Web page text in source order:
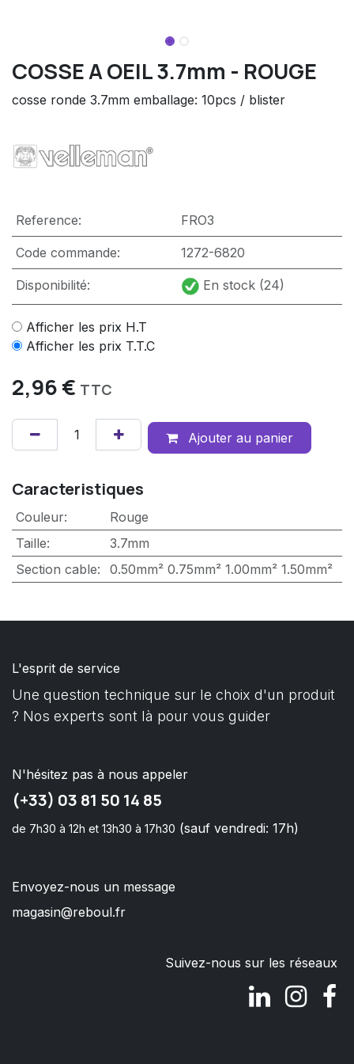
COSSE A OEIL 3.7mm - ROUGE
cosse ronde 3.7mm emballage: 10pcs / blister
Reference: FRO3
Code commande: 1272-6820
Disponibilité: En stock (24)
Afficher les prix H.T
Afficher les prix T.T.C
2,96€ TTC
Ajouter au panier
Caracteristiques
Couleur:
Rouge
Taille:
3.7mm
Section cable: 0.50mm² 0.75mm² 1.00mm² 1.50mm²
L'esprit de service
Une question technique sur le choix d'un produit
? Nos experts sont là pour vous guider
N'hésitez pas à nous appeler
(+33) 03 81 50 14 85
de 7h30 à 12h et 13h30 à 17h30 (sauf vendredi: 17h)
Envoyez-nous un message
magasin@reboul.fr
Suivez-nous sur les réseaux